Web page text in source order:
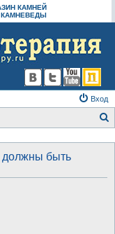
КАМНЕЙ
КАМНЕВЕДЫ
Вход
быть